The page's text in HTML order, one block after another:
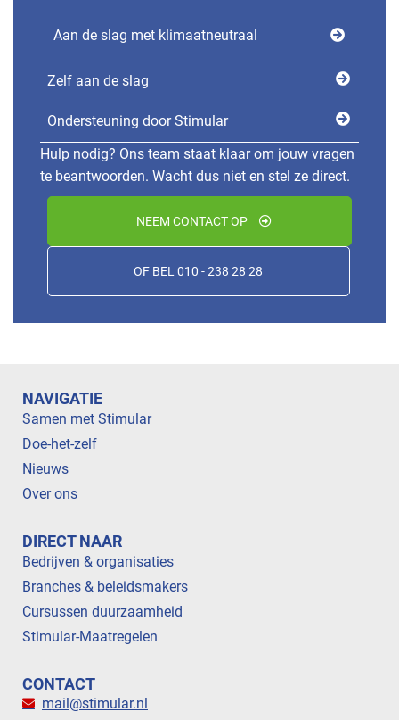
Aan de slag met klimaatneutraal
Zelf aan de slag
Ondersteuning door Stimular
Hulp nodig? Ons team staat klaar om jouw vragen
te beantwoorden. Wacht dus niet en stel ze direct.
NEEM CONTACT OP
OF BEL 010 - 238 28 28
NAVIGATIE
Samen met Stimular
Doe-het-zelf
Nieuws
Over ons
DIRECT NAAR
Bedrijven & organisaties
Branches & beleidsmakers
Cursussen duurzaamheid
Stimular-Maatregelen
CONTACT
mail@stimular.nl